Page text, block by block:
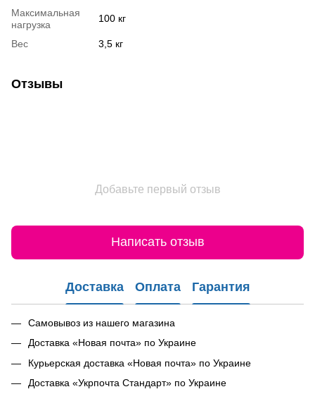
Максимальная
нагрузка
100 кг
Вес 3,5 кг
Отзывы
Добавьте первый отзыв
Написать отзыв
Доставка Оплата Гарантия
Самовывоз из нашего магазина
Доставка «Новая почта» по Украине
Курьерская доставка «Новая почта» по Украине
Доставка «Укрпочта Стандарт» по Украине